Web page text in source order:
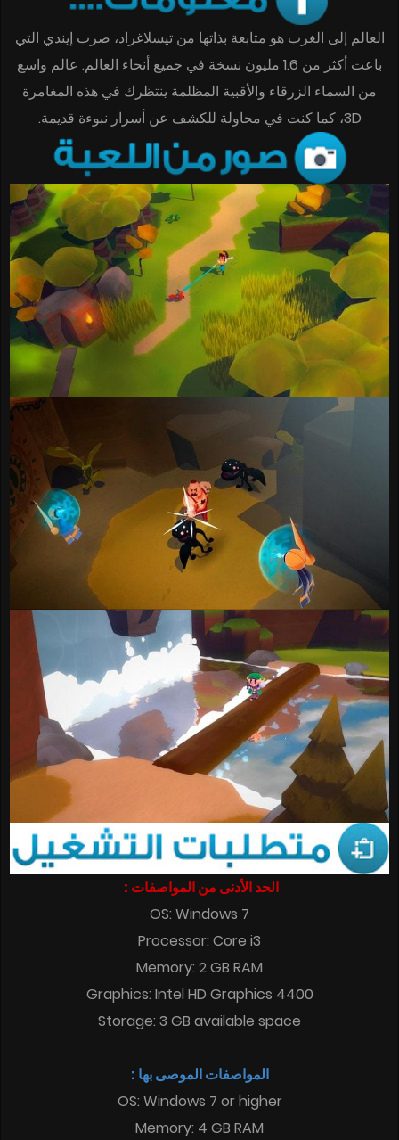
العالم إلى الغرب هو متابعة بذاتها من تيسلاغراد، ضرب إيندي التي
باعت أكثر من 1.6 مليون نسخة في جميع أنحاء العالم. عالم واسع
من السماء الزرقاء والأقبية المظلمة ينتظرك في هذه المغامرة
3D، كما كنت في محاولة للكشف عن أسرار نبوءة قديمة.
الحد الأدنى من المواصفات :
OS: Windows 7
Processor: Core i3
Memory: 2 GB RAM
Graphics: Intel HD Graphics 4400
Storage: 3 GB available space
المواصفات الموصى بها :
OS: Windows 7 or higher
Memory: 4 GB RAM